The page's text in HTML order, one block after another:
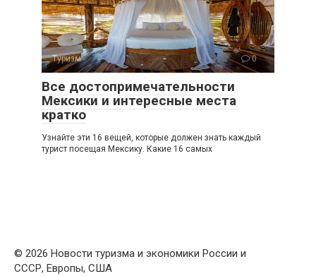
Туризм 0
Все достопримечательности
Мексики и интересные места
кратко
Узнайте эти 16 вещей, которые должен знать каждый
турист посещая Мексику. Какие 16 самых
© 2026 Новости туризма и экономики России и
СССР, Европы, США